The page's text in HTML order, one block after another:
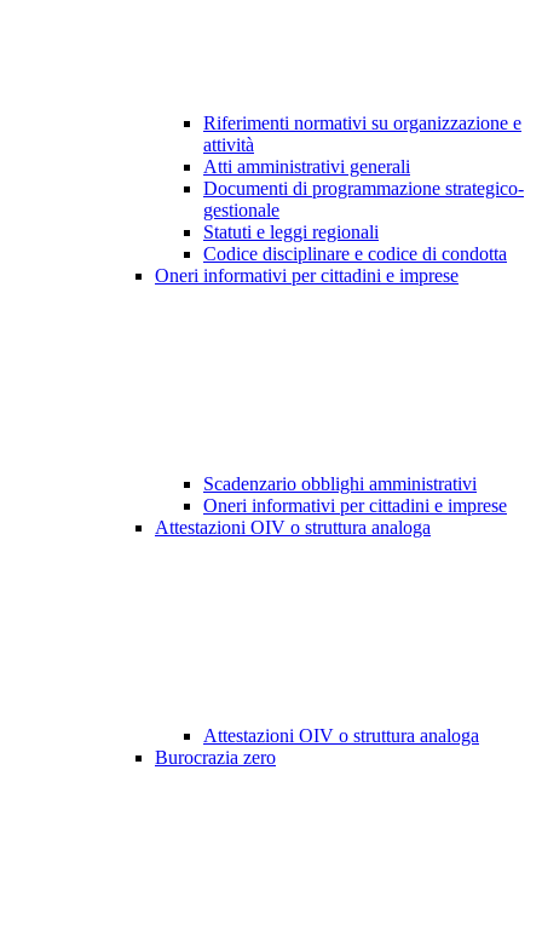
Riferimenti normativi su organizzazione e
attività
Atti amministrativi generali
Documenti di programmazione strategico-
gestionale
Statuti e leggi regionali
Codice disciplinare e codice di condotta
Oneri informativi per cittadini e imprese
Scadenzario obblighi amministrativi
Oneri informativi per cittadini e imprese
Attestazioni OIV o struttura analoga
Attestazioni OIV o struttura analoga
Burocrazia zero